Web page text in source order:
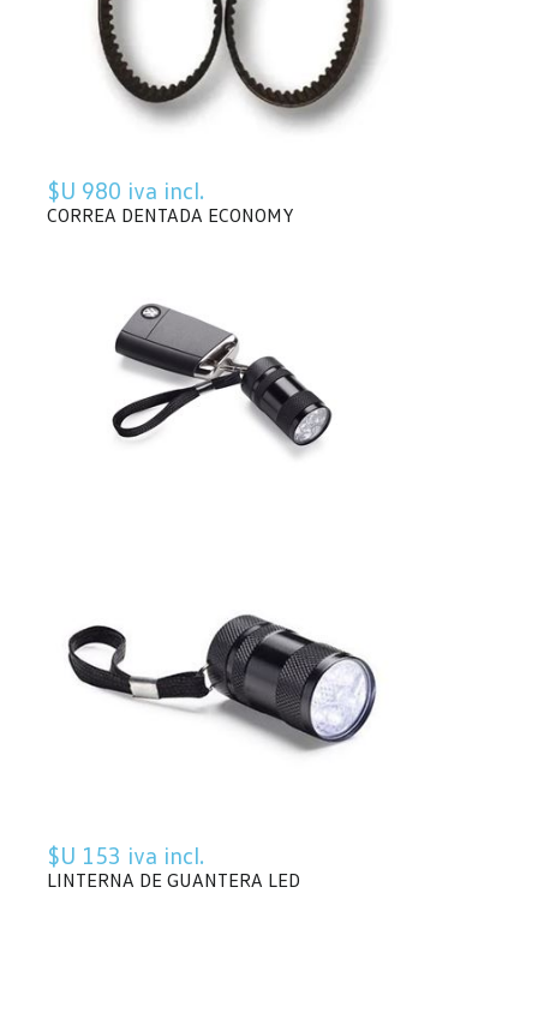
$U 980 iva incl.
CORREA DENTADA ECONOMY
$U 153 iva incl.
LINTERNA DE GUANTERA LED